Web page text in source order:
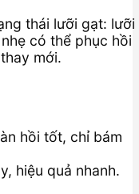
thái lưỡi gạt: lưỡi
có thể phục hồi
mới.
hồi tốt, chỉ bám
hiệu quả nhanh.